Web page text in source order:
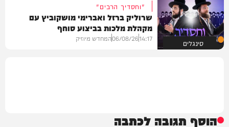
סינגלים
"וחסדיך הרבים"
שרוליק ברזל ואברימי מושקוביץ עם
מקהלת מלכות בביצוע סוחף
14:17
06/08/26המחדש מיוזיק
הוסף תגובה לכתבה